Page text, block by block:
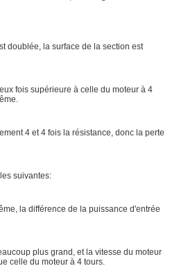
doublée, la surface de la section est
fois supérieure à celle du moteur à 4
4 et 4 fois la résistance, donc la perte
suivantes:
la différence de la puissance d'entrée
plus grand, et la vitesse du moteur
celle du moteur à 4 tours.